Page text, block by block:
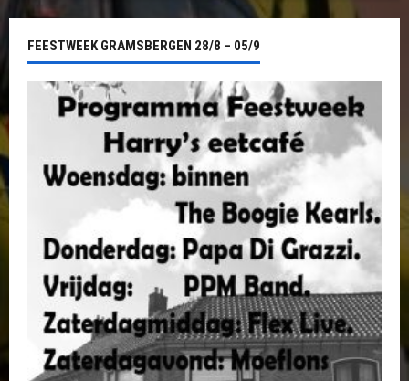
FEESTWEEK GRAMSBERGEN 28/8 – 05/9